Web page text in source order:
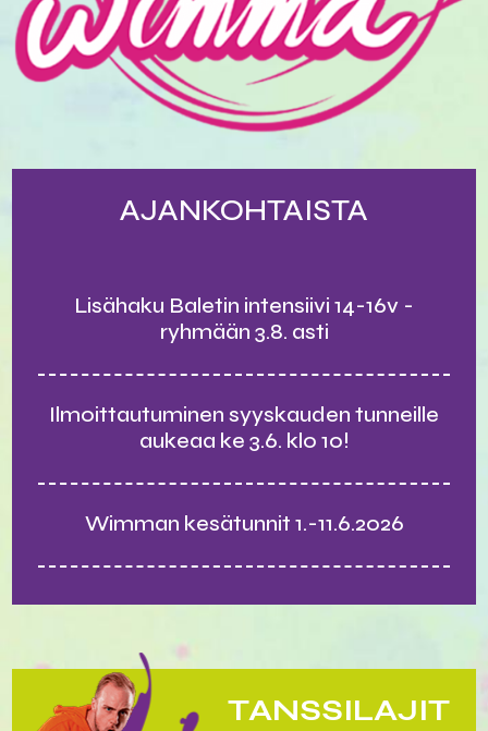
AJANKOHTAISTA
Lisähaku Baletin intensiivi 14-16v -
ryhmään 3.8. asti
Ilmoittautuminen syyskauden tunneille
aukeaa ke 3.6. klo 10!
Wimman kesätunnit 1.-11.6.2026
TANSSILAJIT